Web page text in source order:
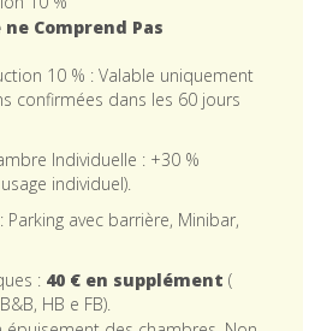
ne Comprend Pas
10 % : Valable uniquement
confirmées dans les 60 jours
Individuelle : +30 %
individuel).
Parking avec barrière, Minibar,
: 40 € en supplément (
HB e FB).